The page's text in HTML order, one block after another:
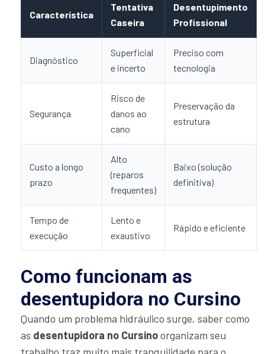
Característica
Tentativa
Caseira
Desentupimento
Profissional
Diagnóstico
Superficial
e incerto
Preciso com
tecnologia
Segurança
Risco de
danos ao
cano
Preservação da
estrutura
Custo a longo
prazo
Alto
(reparos
frequentes)
Baixo (solução
definitiva)
Tempo de
execução
Lento e
exaustivo
Rápido e eficiente
Como funcionam as
desentupidora no Cursino
Quando um problema hidráulico surge, saber como
as desentupidora no Cursinoorganizam seu